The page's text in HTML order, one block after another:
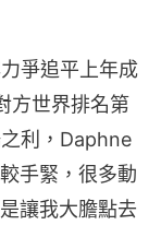
爭追平上年成
方世界排名第
利，Daphne
手緊，很多動
讓我大膽點去